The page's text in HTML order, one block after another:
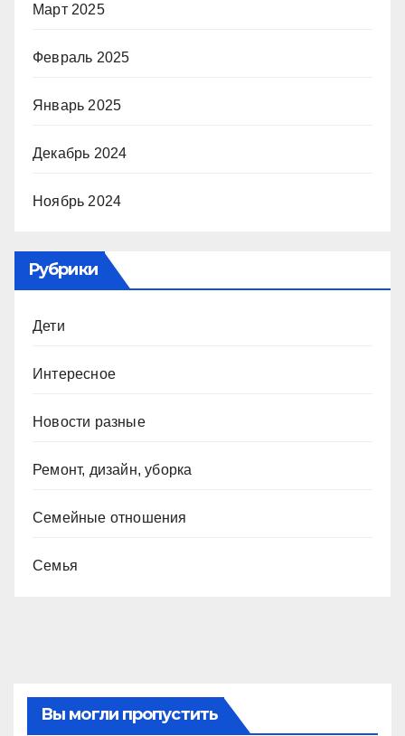
Март 2025
Февраль 2025
Январь 2025
Декабрь 2024
Ноябрь 2024
Рубрики
Дети
Интересное
Новости разные
Ремонт, дизайн, уборка
Семейные отношения
Семья
Вы могли пропустить